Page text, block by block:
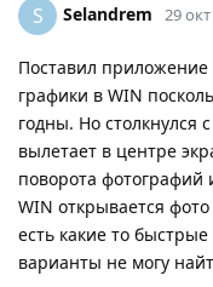
S Selandrem 29
Поставил
графики в WIN
годны. Но столкнулся
вылетает в центре
поворота фотографий
WIN открывается
есть какие то
варианты не могу